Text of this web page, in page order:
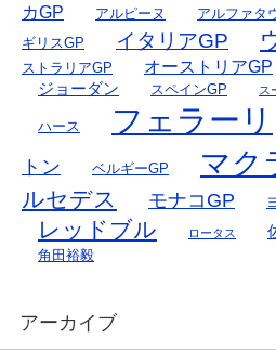
カGP
アルピーヌ アルファタ
ギリスGP
イタリアGP
ストラリアGP
オーストリアGP
ジョーダン スペインGP ス
ハース フェラーリ
トン
ベルギーGP マク
ルセデス
モナコGP
レッドブル ロータス
角田裕毅
アーカイブ